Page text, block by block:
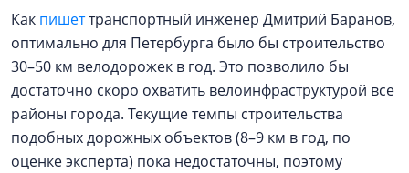
Как пишеттранспортный инженер Дмитрий Баранов,
оптимально для Петербурга было бы строительство
30–50 км велодорожек в год. Это позволило бы
достаточно скоро охватить велоинфраструктурой все
районы города. Текущие темпы строительства
подобных дорожных объектов (8–9 км в год, по
оценке эксперта) пока недостаточны, поэтому